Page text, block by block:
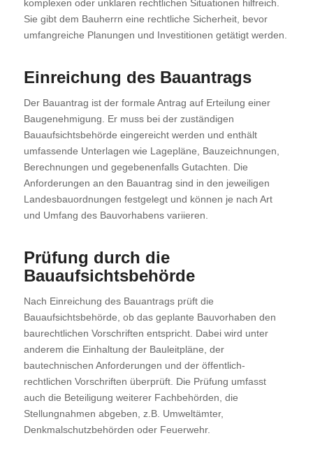
komplexen oder unklaren rechtlichen Situationen hilfreich.
Sie gibt dem Bauherrn eine rechtliche Sicherheit, bevor
umfangreiche Planungen und Investitionen getätigt werden.
Einreichung des Bauantrags
Der Bauantrag ist der formale Antrag auf Erteilung einer
Baugenehmigung. Er muss bei der zuständigen
Bauaufsichtsbehörde eingereicht werden und enthält
umfassende Unterlagen wie Lagepläne, Bauzeichnungen,
Berechnungen und gegebenenfalls Gutachten. Die
Anforderungen an den Bauantrag sind in den jeweiligen
Landesbauordnungen festgelegt und können je nach Art
und Umfang des Bauvorhabens variieren.
Prüfung durch die
Bauaufsichtsbehörde
Nach Einreichung des Bauantrags prüft die
Bauaufsichtsbehörde, ob das geplante Bauvorhaben den
baurechtlichen Vorschriften entspricht. Dabei wird unter
anderem die Einhaltung der Bauleitpläne, der
bautechnischen Anforderungen und der öffentlich-
rechtlichen Vorschriften überprüft. Die Prüfung umfasst
auch die Beteiligung weiterer Fachbehörden, die
Stellungnahmen abgeben, z.B. Umweltämter,
Denkmalschutzbehörden oder Feuerwehr.